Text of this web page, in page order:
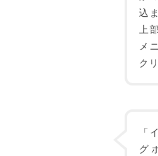
込
上
メ
ク
「
グ